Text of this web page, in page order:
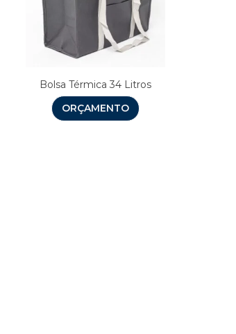
Bolsa Térmica 34 Litros
ORÇAMENTO